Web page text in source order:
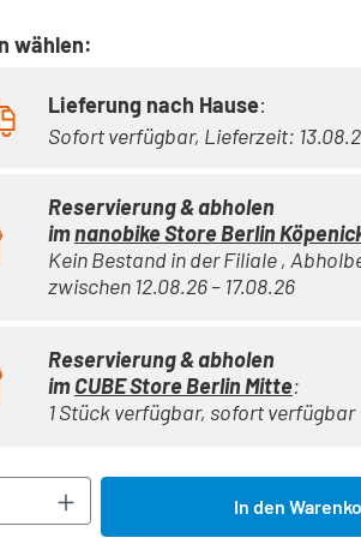
wählen:
Lieferung nach Hause:
Sofort verfügbar, Lieferzeit:
Reservierung & abholen
imnanobike Store Berlin
Kein Bestand in der Filiale ,
zwischen 12.08.26 – 17.08.26
Reservierung & abholen
imCUBE Store Berlin Mitte:
1 Stück verfügbar, sofort verfügbar
Gib den In den